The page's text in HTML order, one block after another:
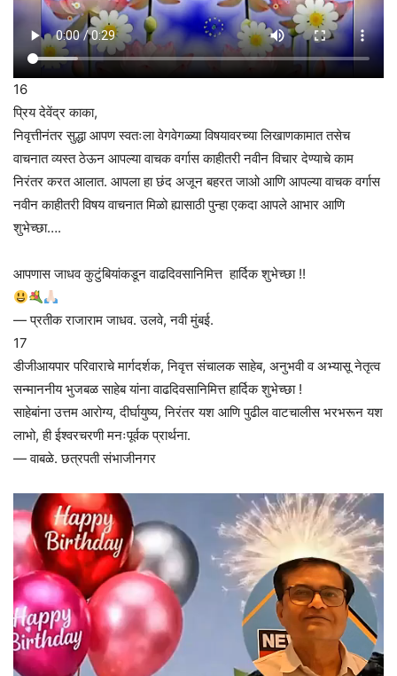
16
प्रिय देवेंद्र काका,
निवृत्तीनंतर सुद्धा आपण स्वतःला वेगवेगळ्या विषयावरच्या लिखाणकामात तसेच
वाचनात व्यस्त ठेऊन आपल्या वाचक वर्गास काहीतरी नवीन विचार देण्याचे काम
निरंतर करत आलात. आपला हा छंद अजून बहरत जाओ आणि आपल्या वाचक वर्गास
नवीन काहीतरी विषय वाचनात मिळो ह्यासाठी पुन्हा एकदा आपले आभार आणि
शुभेच्छा….
आपणास जाधव कुटुंबियांकडून वाढदिवसानिमित्त हार्दिक शुभेच्छा !!
— प्रतीक राजाराम जाधव. उलवे, नवी मुंबई.
17
डीजीआयपार परिवाराचे मार्गदर्शक, निवृत्त संचालक साहेब, अनुभवी व अभ्यासू नेतृत्व
सन्माननीय भुजबळ साहेब यांना वाढदिवसानिमित्त हार्दिक शुभेच्छा !
साहेबांना उत्तम आरोग्य, दीर्घायुष्य, निरंतर यश आणि पुढील वाटचालीस भरभरून यश
लाभो, ही ईश्वरचरणी मनःपूर्वक प्रार्थना.
— वाबळे. छत्रपती संभाजीनगर